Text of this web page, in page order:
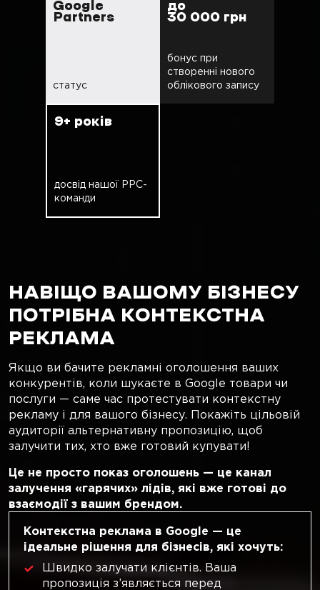
9+ років
досвід нашої РРС-
команди
Google
Partners
статус
до
30 000 грн
бонус при
створенні нового
облікового запису
НАВІЩО ВАШОМУ БІЗНЕСУ
ПОТРІБНА КОНТЕКСТНА
РЕКЛАМА
Якщо ви бачите рекламні оголошення ваших
конкурентів, коли шукаєте в Google товари чи
послуги — саме час протестувати контекстну
рекламу і для вашого бізнесу. Покажіть цільовій
аудиторії альтернативну пропозицію, щоб
залучити тих, хто вже готовий купувати!
Це не просто показ оголошень — це канал
залучення «гарячих» лідів, які вже готові до
взаємодії з вашим брендом.
Контекстна реклама в Google — це
ідеальне рішення для бізнесів, які хочуть:
Швидко залучати клієнтів. Ваша
пропозиція з’являється перед